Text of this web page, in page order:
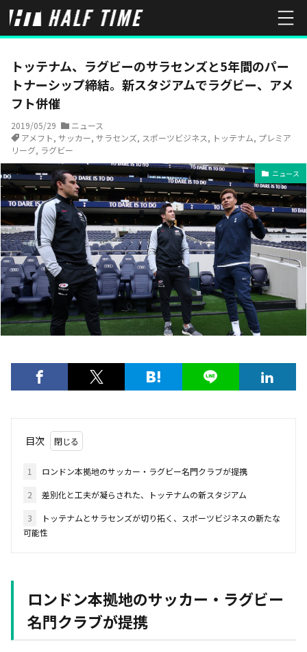
HOME ニュース トッテナム、ラグビーのサラセンズと5年間のパ
トッテナム、ラグビーのサラセンズと5年間のパー
トナーシップ締結。新スタジアムでラグビー、アメ
フト併催
2019/05/29
ニュース
アメフト, サッカー, サラセンズ, スポーツビジネス, トッテナム, プレミア
リーグ, ラグビー
ニュース
目次
1
ロンドン本拠地のサッカー・ラグビー名門クラブが提携
2
差別化と工夫が凝らされた、トッテナムの新スタジアム
3
トッテナムとサラセンズが切り拓く、スポーツビジネスの新たな
可能性
ロンドン本拠地のサッカー・ラグビー
名門クラブが提携